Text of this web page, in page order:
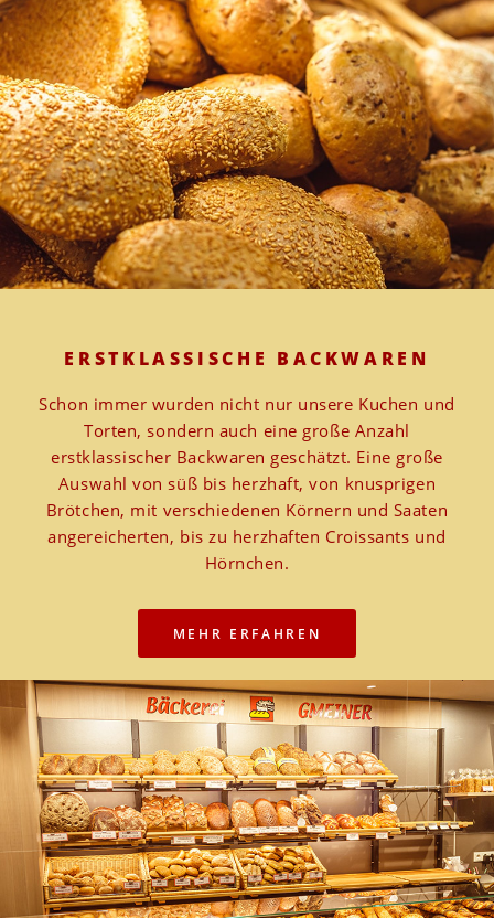
ERSTKLASSISCHE BACKWAREN
Schon immer wurden nicht nur unsere Kuchen und
Torten, sondern auch eine große Anzahl
erstklassischer Backwaren geschätzt. Eine große
Auswahl von süß bis herzhaft, von knusprigen
Brötchen, mit verschiedenen Körnern und Saaten
angereicherten, bis zu herzhaften Croissants und
Hörnchen.
MEHR ERFAHREN